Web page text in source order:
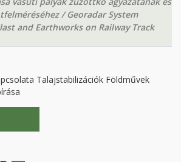
/ Georadar System
and Earthworks on Railway Track
Talajstabilizációk Földművek